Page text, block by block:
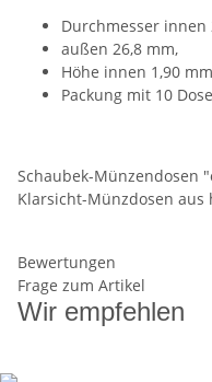
Durchmesser innen
außen 26,8 mm,
Höhe innen 1,90 mm
Packung mit 10
Schaubek-Münzendosen
Klarsicht-Münzdosen aus
Bewertungen
Frage zum Artikel
Wir empfehlen